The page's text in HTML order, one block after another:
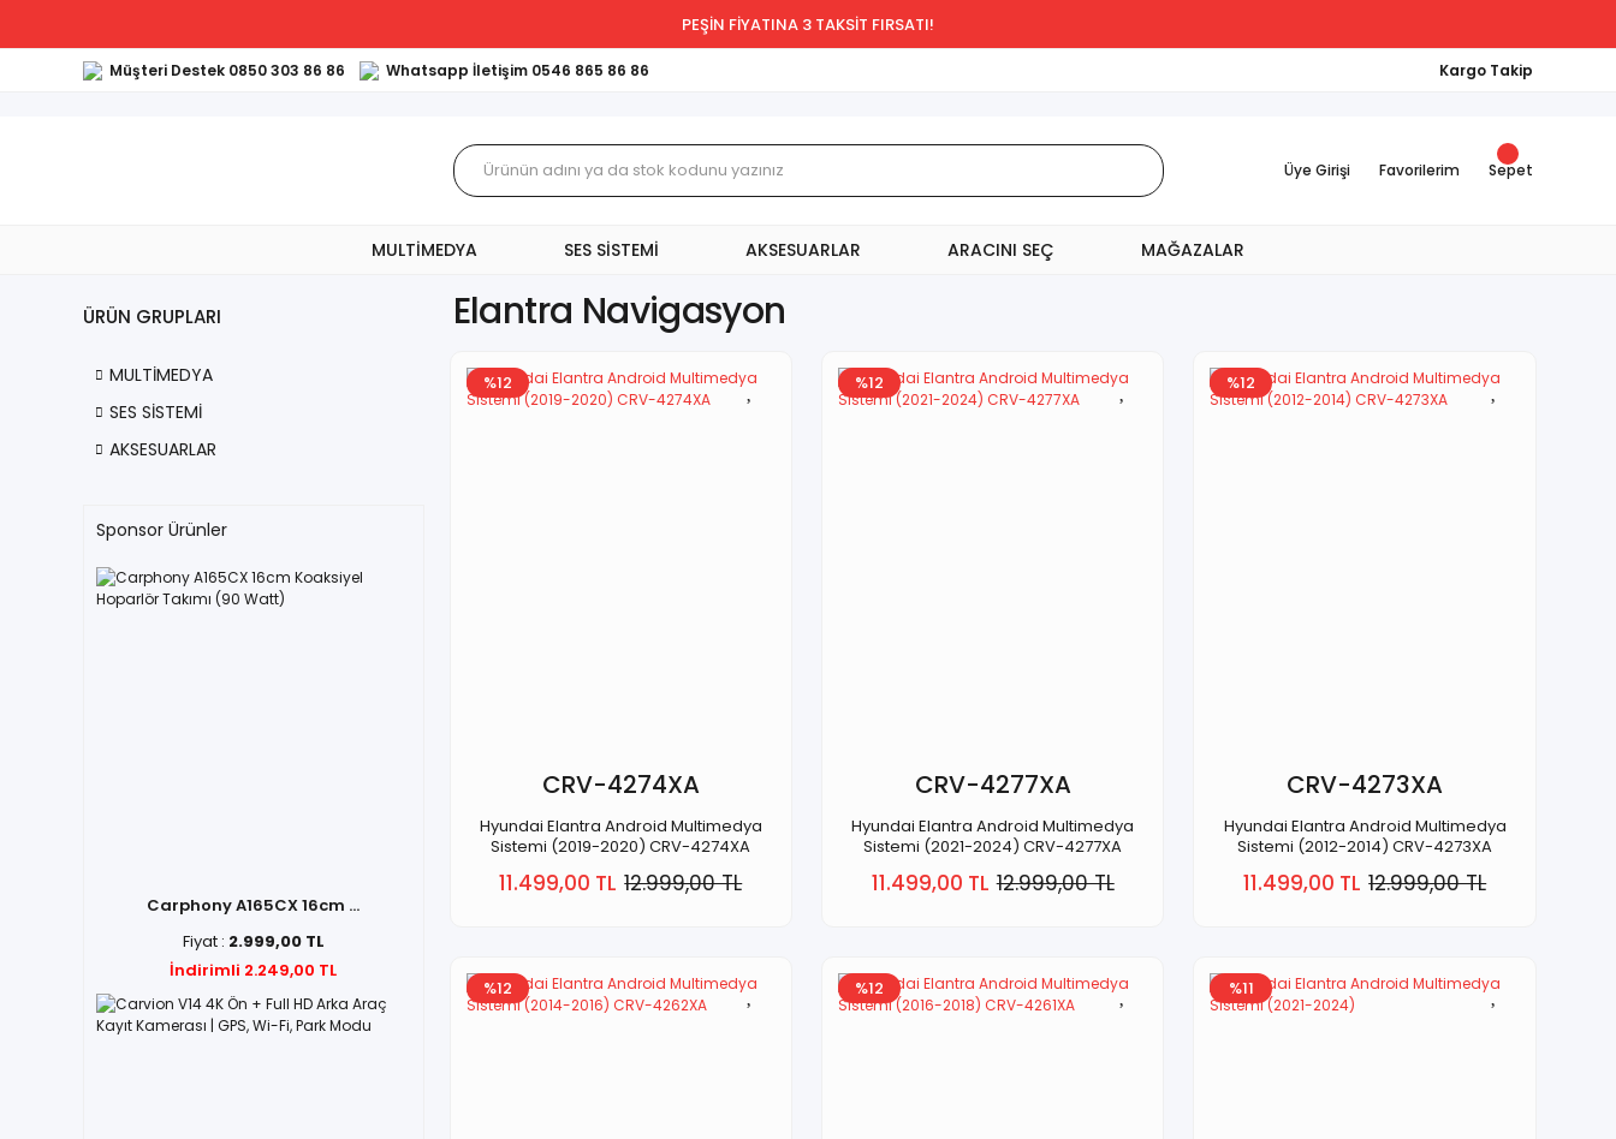
PEŞİN FİYATINA 3 TAKSİT FIRSATI!
Müşteri Destek 0850 303 86 86 Whatsapp İletişim 0546 865 86 86 Kargo Takip
Üye Girişi Favorilerim Sepet
MULTİMEDYA SES SİSTEMİ AKSESUARLAR ARACINI SEÇ MAĞAZALAR
ÜRÜN GRUPLARI
MULTİMEDYA
SES SİSTEMİ
AKSESUARLAR
Sponsor Ürünler
Carphony A165CX 16cm ...
Fiyat : 2.999,00 TL
İndirimli 2.249,00 TL
Elantra Navigasyon
%12
CRV-4274XA
Hyundai Elantra Android Multimedya
Sistemi (2019-2020) CRV-4274XA
11.499,00 TL 12.999,00 TL
%12
CRV-4277XA
Hyundai Elantra Android Multimedya
Sistemi (2021-2024) CRV-4277XA
11.499,00 TL 12.999,00 TL
%12
CRV-4273XA
Hyundai Elantra Android Multimedya
Sistemi (2012-2014) CRV-4273XA
11.499,00 TL 12.999,00 TL
%12 %12 %11